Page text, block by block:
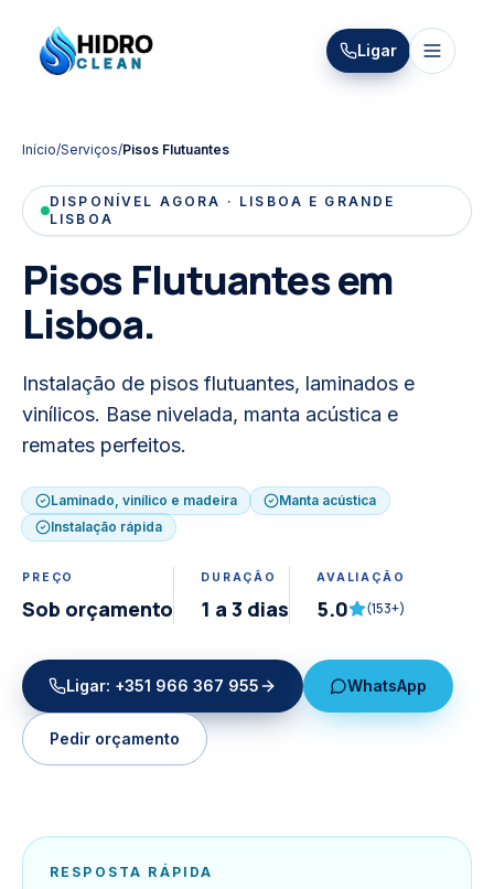
HIDRO
CLEAN
HidroClean Canalizações
Ligar
Início/Serviços/Pisos Flutuantes
DISPONÍVEL AGORA · LISBOA E GRANDE
LISBOA
Pisos Flutuantesem
Lisboa.
Instalação de pisos flutuantes, laminados e
vinílicos. Base nivelada, manta acústica e
remates perfeitos.
Laminado, vinílico e madeira
Manta acústica
Instalação rápida
PREÇO
Sob orçamento
DURAÇÃO
1 a 3 dias
AVALIAÇÃO
5.0 (153+)
Ligar: +351 966 367 955 WhatsApp
Pedir orçamento
RESPOSTA RÁPIDA